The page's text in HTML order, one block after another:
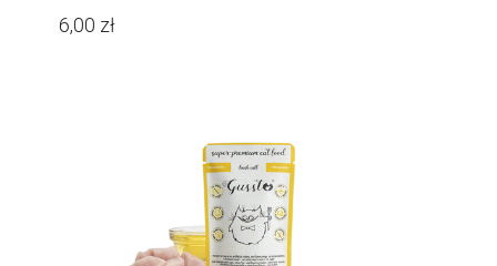
6,00 zł